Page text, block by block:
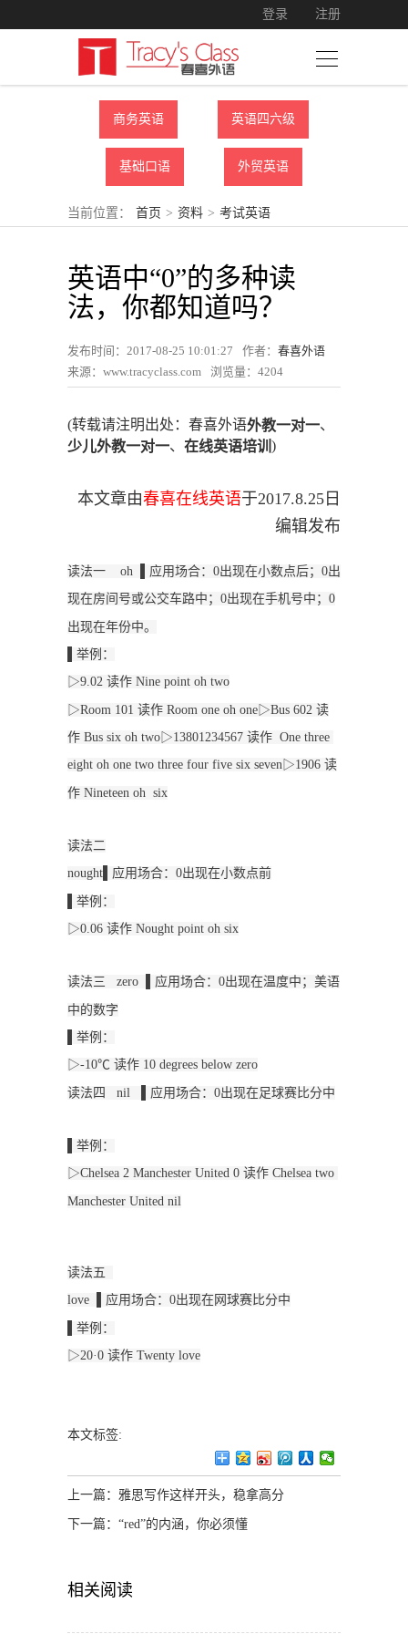
登录 注册
商务英语 英语四六级
基础口语 外贸英语
当前位置： 首页 > 资料 > 考试英语
英语中“0”的多种读
法，你都知道吗？
发布时间：2017-08-25 10:01:27 作者： 春喜外语
来源：www.tracyclass.com
浏览量： 4204
(转载请注明出处：春喜外语外教一对一、
少儿外教一对一、 在线英语培训 )
本文章由春喜在线英语于2017.8.25 日
编辑发布
读法一
  oh  ▌应用场合：0出现在小数点后；0出
现在房间号或公交车路中；0出现在手机号中；0
出现在年份中。
▌举例：
▷9.02 读作 Nine point oh two
▷Room 101 读作 Room one oh one▷Bus 602 读
作 Bus six oh two▷13801234567 读作  One three
eight oh one two three four five six seven▷1906 读
作 Nineteen oh  six
读法二
nought▌应用场合：0出现在小数点前
▌举例：
▷0.06 读作 Nought point oh six
读法三
  zero  ▌应用场合：0出现在温度中；美语
中的数字
▌举例：
▷-10℃ 读作 10 degrees below zero
读法四   nil   ▌应用场合：0出现在足球赛比分中
▌举例：
▷Chelsea 2 Manchester United 0 读作 Chelsea two
Manchester United nil
读法五
love  ▌应用场合：0出现在网球赛比分中
▌举例：
▷20·0 读作 Twenty love
本文标签:
上一篇： 雅思写作这样开头，稳拿高分
下一篇： “red”的内涵，你必须懂
相关阅读